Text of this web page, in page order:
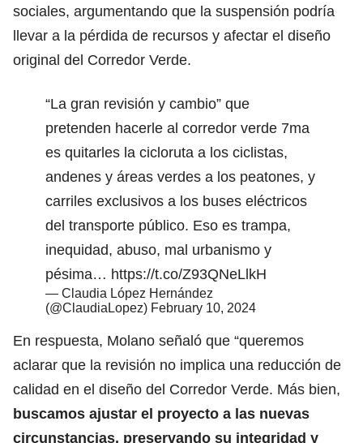
sociales, argumentando que la suspensión podría
llevar a la pérdida de recursos y afectar el diseño
original del Corredor Verde.
“La gran revisión y cambio” que
pretenden hacerle al corredor verde 7ma
es quitarles la cicloruta a los ciclistas,
andenes y áreas verdes a los peatones, y
carriles exclusivos a los buses eléctricos
del transporte público. Eso es trampa,
inequidad, abuso, mal urbanismo y
pésima… https://t.co/Z93QNeLlkH
— Claudia López Hernández
(@ClaudiaLopez) February 10, 2024
En respuesta, Molano señaló que “queremos
aclarar que la revisión no implica una reducción de
calidad en el diseño del Corredor Verde. Más bien,
buscamos ajustar el proyecto a las nuevas
circunstancias, preservando su integridad y